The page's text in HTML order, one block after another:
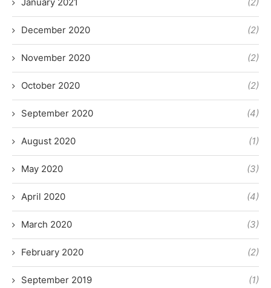
December 2020 (2)
November 2020 (2)
October 2020 (2)
September 2020 (4)
August 2020 (1)
May 2020 (3)
April 2020 (4)
March 2020 (3)
February 2020 (2)
September 2019 (1)